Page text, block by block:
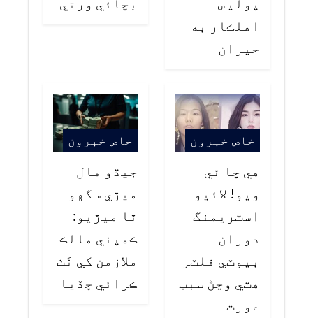
اهلڪار به
حيران
خاص خبرون
هي ڇا ٿي
ويو! لائيو
اسٽريمنگ
دوران
بيوٽي فلٽر
هٽي وڃڻ سبب
عورت
خاص خبرون
جيڏو مال
ميڙي سگهو
ٿا ميڙيو:
ڪمپني مالڪ
ملازمن کي ٺَٺ
ڪرائي ڇڏيا